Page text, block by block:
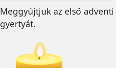
Meggyújtjuk az első adventi
gyertyát.